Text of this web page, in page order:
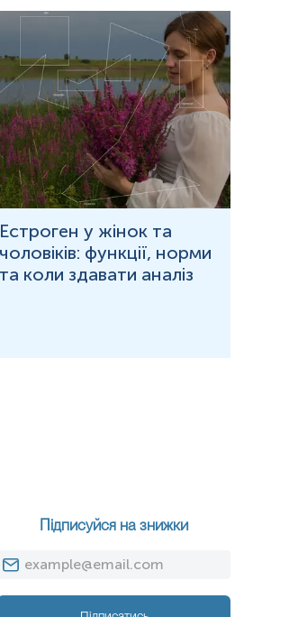
Естроген у жінок та
чоловіків: функції, норми
та коли здавати аналіз
Підписуйся на знижки